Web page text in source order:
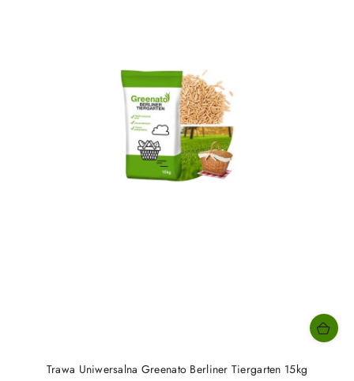
Trawa Uniwersalna Greenato Berliner Tiergarten 15kg